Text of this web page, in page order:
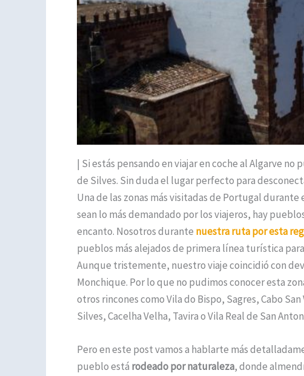
| Si estás pensando en viajar en coche al Algarve
de Silves. Sin duda el lugar perfecto para
Una de las zonas más visitadas de Portugal durante
sean lo más demandado por los viajeros, hay
encanto. Nosotros durante nuestra ruta por esta
pueblos más alejados de primera línea turística
Aunque tristemente, nuestro viaje coincidió con
Monchique. Por lo que no pudimos conocer esta
otros rincones como Vila do Bispo, Sagres, Cabo
Silves, Cacelha Velha, Tavira o Vila Real de San
Pero en este post vamos a hablarte más
pueblo está rodeado por naturaleza, donde